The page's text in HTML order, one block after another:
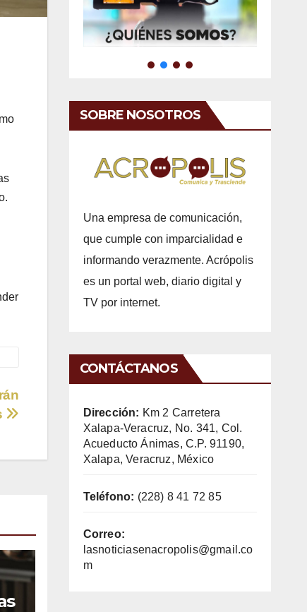
SOBRE NOSOTROS
Una empresa de comunicación,
que cumple con imparcialidad e
informando verazmente. Acrópolis
es un portal web, diario digital y
TV por internet.
CONTÁCTANOS
Dirección: Km 2 Carretera
Xalapa-Veracruz, No. 341, Col.
Acueducto Ánimas, C.P. 91190,
Xalapa, Veracruz, México
Teléfono: (228) 8 41 72 85
Correo:
lasnoticiasenacropolis@gmail.co
m